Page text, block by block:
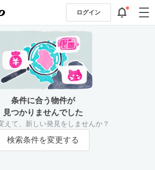
ログイン
条件に合う物件が
見つかりませんでした
えて、新しい発見をしませんか？
検索条件を変更する